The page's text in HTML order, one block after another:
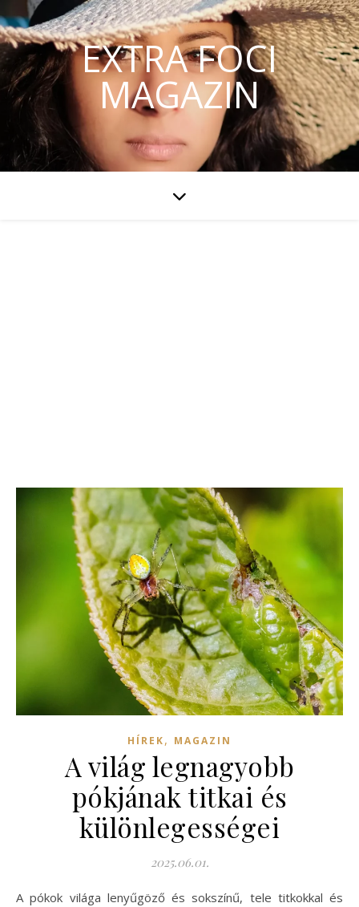
EXTRA FOCI
MAGAZIN
HÍREK, MAGAZIN
A világ legnagyobb
pókjának titkai és
különlegességei
2025.06.01.
A pókok világa lenyűgöző és sokszínű, tele titkokkal és